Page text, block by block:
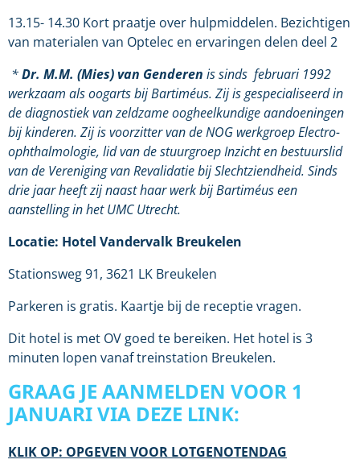
13.15- 14.30 Kort praatje over hulpmiddelen. Bezichtigen
van materialen van Optelec en ervaringen delen deel 2
*Dr. M.M. (Mies) van Genderen is sinds februari 1992
werkzaam als oogarts bij Bartiméus. Zij is gespecialiseerd in
de diagnostiek van zeldzame oogheelkundige aandoeningen
bij kinderen. Zij is voorzitter van de NOG werkgroep Electro-
ophthalmologie, lid van de stuurgroep Inzicht en bestuurslid
van de Vereniging van Revalidatie bij Slechtziendheid. Sinds
drie jaar heeft zij naast haar werk bij Bartiméus een
aanstelling in het UMC Utrecht.
Locatie: Hotel Vandervalk Breukelen
Stationsweg 91, 3621 LK Breukelen
Parkeren is gratis. Kaartje bij de receptie vragen.
Dit hotel is met OV goed te bereiken. Het hotel is 3
minuten lopen vanaf treinstation Breukelen.
GRAAG JE AANMELDEN VOOR 1
JANUARI VIA DEZE LINK:
KLIK OP: OPGEVEN VOOR LOTGENOTENDAG